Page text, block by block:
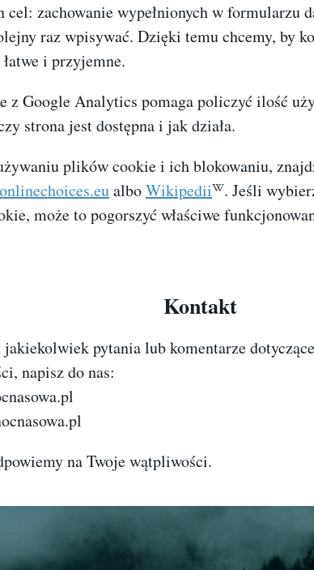
cel: zachowanie wypełnionych w formularzu
raz wpisywać. Dzięki temu chcemy, by
łatwe i przyjemne.
z Google Analytics pomaga policzyć ilość
strona jest dostępna i jak działa.
plików cookie i ich blokowaniu,
alboWikipedii
. Jeśli
może to pogorszyć właściwe
Kontakt
jakiekolwiek pytania lub komentarze
napisz do nas:
na Twoje wątpliwości.